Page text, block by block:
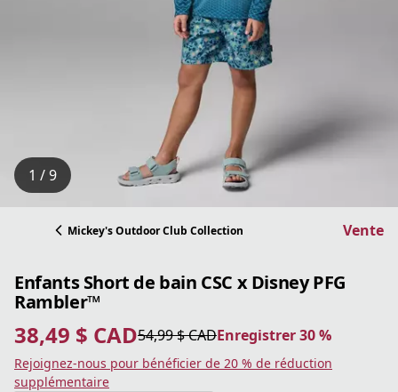
1 / 9
Mickey's Outdoor Club Collection Vente
Enfants Short de bain CSC x Disney PFG
Rambler™
38,49 $ CAD
prix actuel 38,49 $ CAD54,99 $ CAD
prix original 54,99 $ CAD Enregistrer 30 %
Enregistrer 30 %
Rejoignez-nous pour bénéficier de 20 % de réduction
supplémentaire